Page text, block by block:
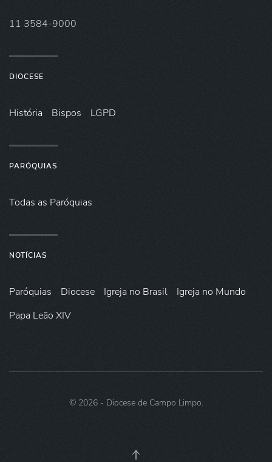
11 3584-9000
DIOCESE
História Bispos LGPD
PARÓQUIAS
Todas as Paróquias
NOTÍCIAS
Paróquias Diocese Igreja no Brasil
Igreja no Mundo
Papa Leão XIV
© 2026- Diocese de Campo Limpo.